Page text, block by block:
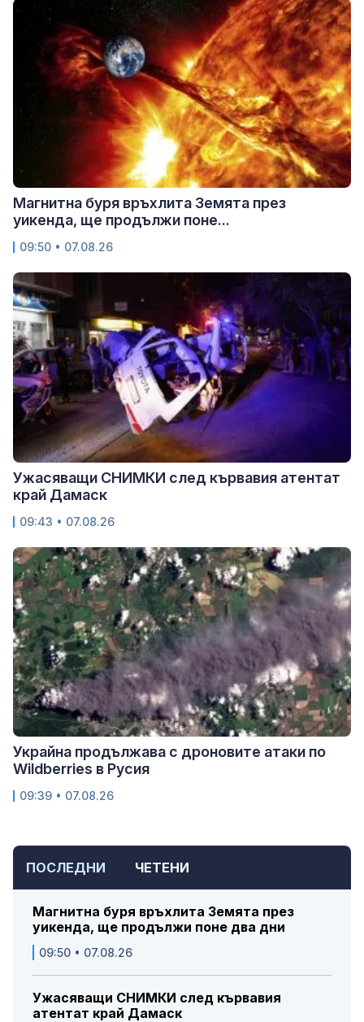
ПОСЛЕДНИ ЧЕТЕНИ
Магнитна буря връхлита Земята през
уикенда, ще продължи поне два дни
09:50 • 07.08.26
Ужасяващи СНИМКИ след кървавия
атентат край Дамаск
Магнитна буря връхлита Земята през
уикенда, ще продължи поне...
09:50 • 07.08.26
Ужасяващи СНИМКИ след кървавия атентат
край Дамаск
09:43 • 07.08.26
Украйна продължава с дроновите атаки по
Wildberries в Русия
09:39 • 07.08.26